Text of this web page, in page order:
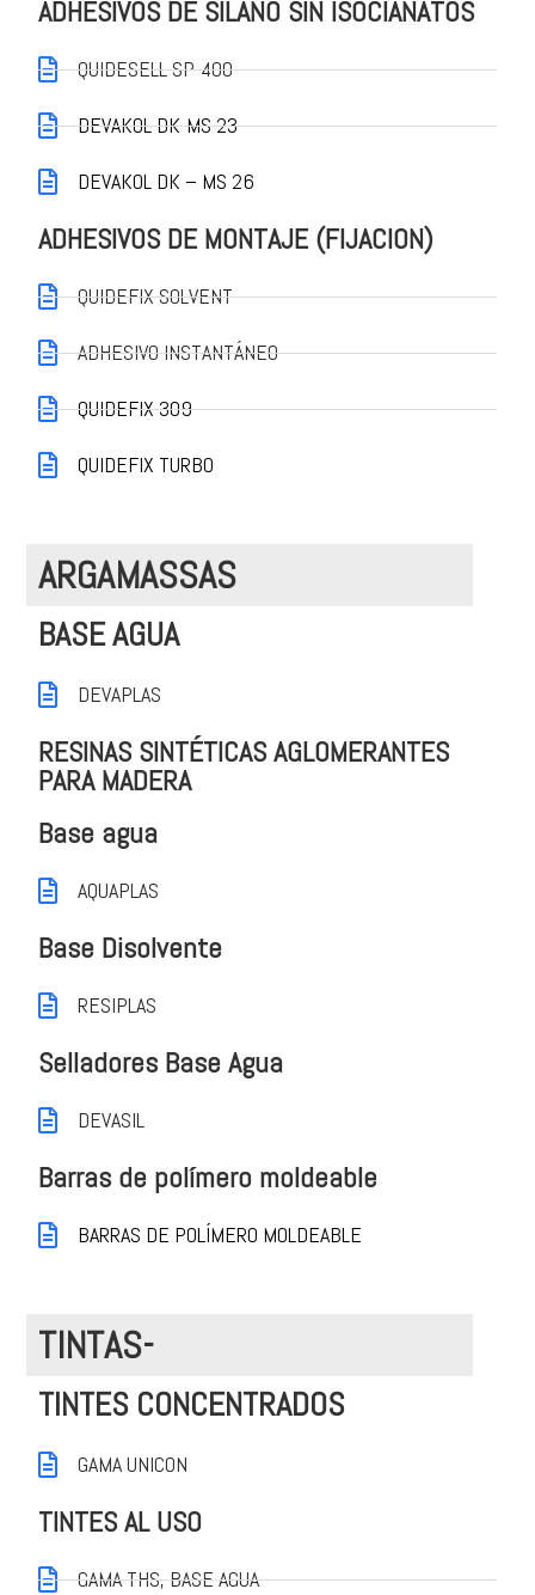
ADHESIVOS DE SILANO SIN ISOCIANATOS
QUIDESELL SP-400
DEVAKOL DK-MS 23
DEVAKOL DK – MS 26
ADHESIVOS DE MONTAJE (FIJACION)
QUIDEFIX SOLVENT
ADHESIVO INSTANTÁNEO
QUIDEFIX 309
QUIDEFIX TURBO
ARGAMASSAS
BASE AGUA
DEVAPLAS
RESINAS SINTÉTICAS AGLOMERANTES
PARA MADERA
Base agua
AQUAPLAS
Base Disolvente
RESIPLAS
Selladores Base Agua
DEVASIL
Barras de polímero moldeable
BARRAS DE POLÍMERO MOLDEABLE
TINTAS-
TINTES CONCENTRADOS
GAMA UNICON
TINTES AL USO
GAMA THS, BASE AGUA